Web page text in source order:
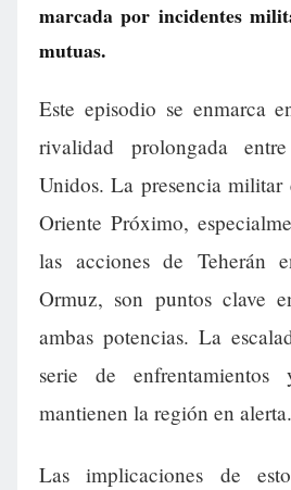
marcada por incidentes
mutuas.
Este episodio se enmarca
rivalidad prolongada
Unidos. La presencia militar
Oriente Próximo,
las acciones de Teherán
Ormuz, son puntos clave
ambas potencias. La
serie de enfrentamientos
mantienen la región en alerta.
Las implicaciones de